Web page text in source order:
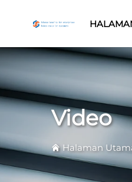
Video
Halaman